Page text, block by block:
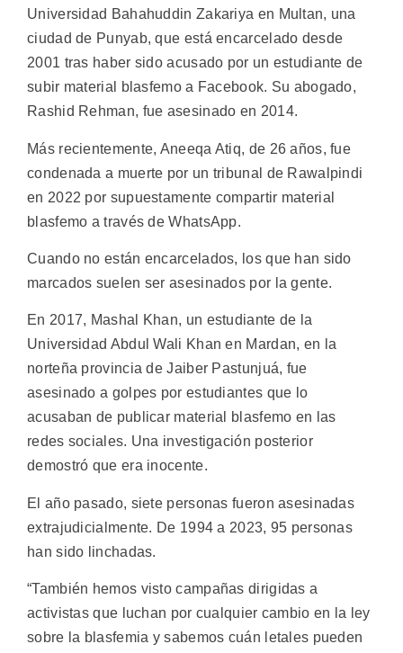
Universidad Bahahuddin Zakariya en Multan, una
ciudad de Punyab, que está encarcelado desde
2001 tras haber sido acusado por un estudiante de
subir material blasfemo a Facebook. Su abogado,
Rashid Rehman, fue asesinado en 2014.
Más recientemente, Aneeqa Atiq, de 26 años, fue
condenada a muerte por un tribunal de Rawalpindi
en 2022 por supuestamente compartir material
blasfemo a través de WhatsApp.
Cuando no están encarcelados, los que han sido
marcados suelen ser asesinados por la gente.
En 2017, Mashal Khan, un estudiante de la
Universidad Abdul Wali Khan en Mardan, en la
norteña provincia de Jaiber Pastunjuá, fue
asesinado a golpes por estudiantes que lo
acusaban de publicar material blasfemo en las
redes sociales. Una investigación posterior
demostró que era inocente.
El año pasado, siete personas fueron asesinadas
extrajudicialmente. De 1994 a 2023, 95 personas
han sido linchadas.
“También hemos visto campañas dirigidas a
activistas que luchan por cualquier cambio en la ley
sobre la blasfemia y sabemos cuán letales pueden